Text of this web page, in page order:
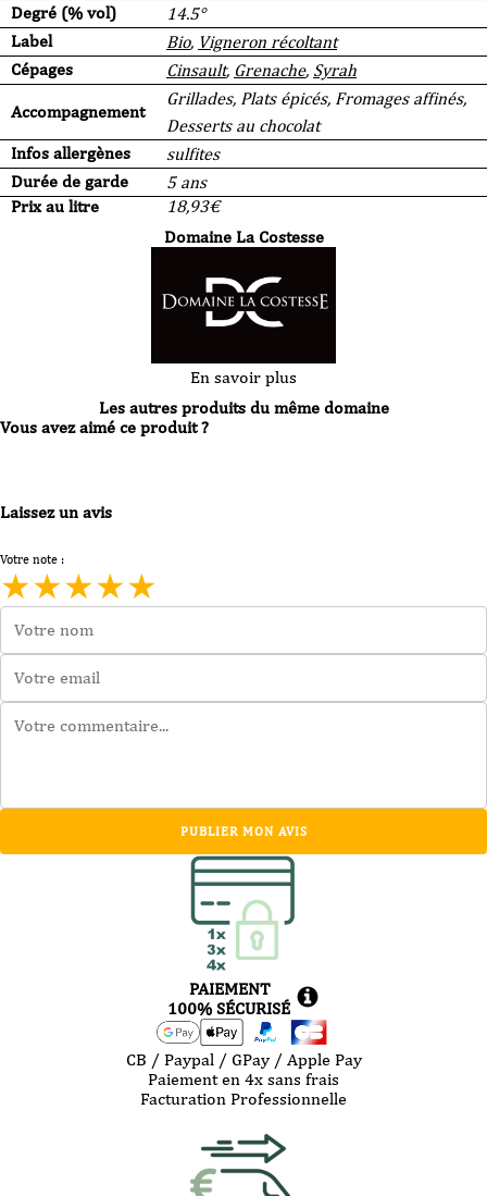
Degré (% vol)
14.5°
Label
Bio, Vigneron récoltant
Cépages
Cinsault, Grenache, Syrah
Accompagnement
Grillades, Plats épicés, Fromages affinés,
Desserts au chocolat
Infos allergènes
sulfites
Durée de garde
5 ans
Prix au litre
18,93€
Domaine La Costesse
En savoir plus
Les autres produits du même domaine
Vous avez aimé ce produit ?
Laissez un avis
Votre note :
★★★★★
PUBLIER MON AVIS
PAIEMENT
100% SÉCURISÉ
CB / Paypal / GPay / Apple Pay
Paiement en 4x sans frais
Facturation Professionnelle